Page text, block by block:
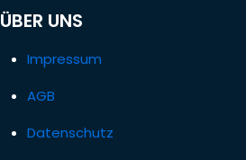
ÜBER UNS
Impressum
AGB
Datenschutz